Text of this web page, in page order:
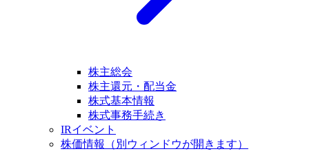
株主総会
株主還元・配当金
株式基本情報
株式事務手続き
IRイベント
株価情報
（別ウィンドウが開きます）